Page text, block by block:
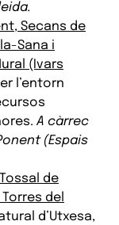
Secans de
Sana i
(Ivars
l’entorn
A càrrec
(Espais
de
del
d’Utxesa,